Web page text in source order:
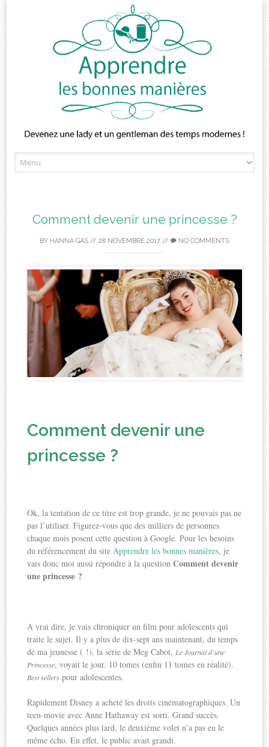
to
Comment devenir une princesse ?
BY HANNA GAS // 28 NOVEMBRE 2017 // NO COMMENTS
Comment devenir une
princesse ?
Ok, la tentation de ce titre est trop grande, je ne pouvais pas ne
pas l’utiliser. Figurez-vous que des milliers de personnes
chaque mois posent cette question à Google. Pour les besoins
du référencement du siteApprendre les bonnes manières, je
vais donc moi aussi répondre à la questionComment devenir
une princesse ?
A vrai dire, je vais chroniquer un film pour adolescents qui
traite le sujet. Il y a plus de dix-sept ans maintenant, du temps
de ma jeunesse ( !), la série de Meg Cabot,Le Journal d’une
Princesse, voyait le jour. 10 tomes (enfin 11 tomes en réalité).
Best sellers pour adolescentes.
Rapidement Disney a acheté les droits cinématographiques. Un
teen-movie avec Anne Hathaway est sorti. Grand succès.
Quelques années plus tard, le deuxième volet n’a pas eu le
même écho. En effet, le public avait grandi.